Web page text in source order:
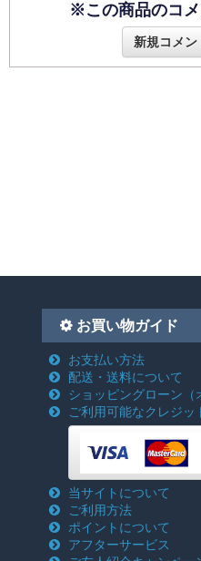
※この商品のコ
新規コメン
お買い物ガイド
お支払い方法
配送・送料について
ショッピングローン
ご利用可能なクレジッ
当サイトについて
ご利用方法
ポイントについて
アフターサービス